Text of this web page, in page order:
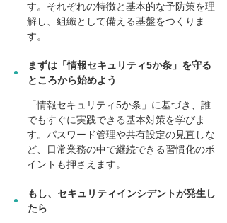
す。それぞれの特徴と基本的な予防策を理
解し、組織として備える基盤をつくりま
す。
まずは「情報セキュリティ5か条」を守る
ところから始めよう
「情報セキュリティ5か条」に基づき、誰
でもすぐに実践できる基本対策を学びま
す。パスワード管理や共有設定の見直しな
ど、日常業務の中で継続できる習慣化のポ
イントも押さえます。
もし、セキュリティインシデントが発生し
たら